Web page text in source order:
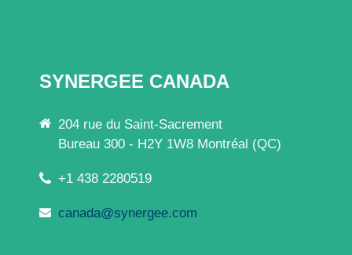
SYNERGEE CANADA
204 rue du Saint-Sacrement
Bureau 300 - H2Y 1W8 Montréal (QC)
+1 438 2280519
canada@synergee.com